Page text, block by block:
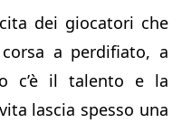
dei giocatori che
a perdifiato, a
c’è il talento e la
lascia spesso una